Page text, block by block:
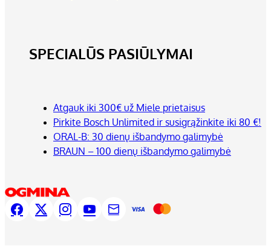
SPECIALŪS PASIŪLYMAI
Atgauk iki 300€ už Miele prietaisus
Pirkite Bosch Unlimited ir susigrąžinkite iki 80 €!
ORAL-B: 30 dienų išbandymo galimybė
BRAUN – 100 dienų išbandymo galimybė